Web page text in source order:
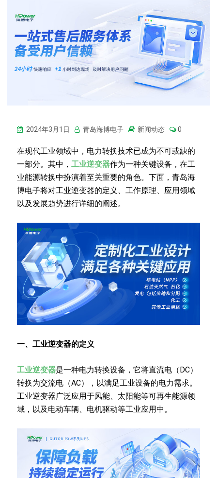
2024年3月1日 青岛海博电子 新闻动态 0
在现代工业领域中，电力转换技术已成为不可或缺的
一部分。其中， 工业逆变器作为一种关键设备，在工
业能源转换中扮演着至关重要的角色。下面，青岛海
博电子将对工业逆变器的定义、工作原理、应用领域
以及发展趋势进行详细的阐述。
一、工业逆变器的定义
工业逆变器是一种电力转换设备，它将直流电（DC）
转换为交流电（AC），以满足工业设备的电力需求。
工业逆变器广泛应用于风能、太阳能等可再生能源领
域，以及电动车辆、电机驱动等工业应用中。